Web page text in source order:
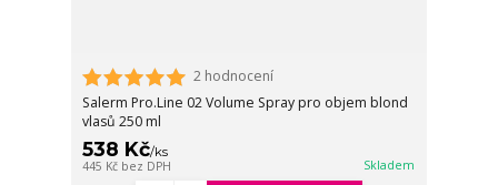
2 hodnocení
Salerm Pro.Line 02 Volume Spray pro objem blond
vlasů 250 ml
538 Kč/ks
445 Kč bez DPH Skladem